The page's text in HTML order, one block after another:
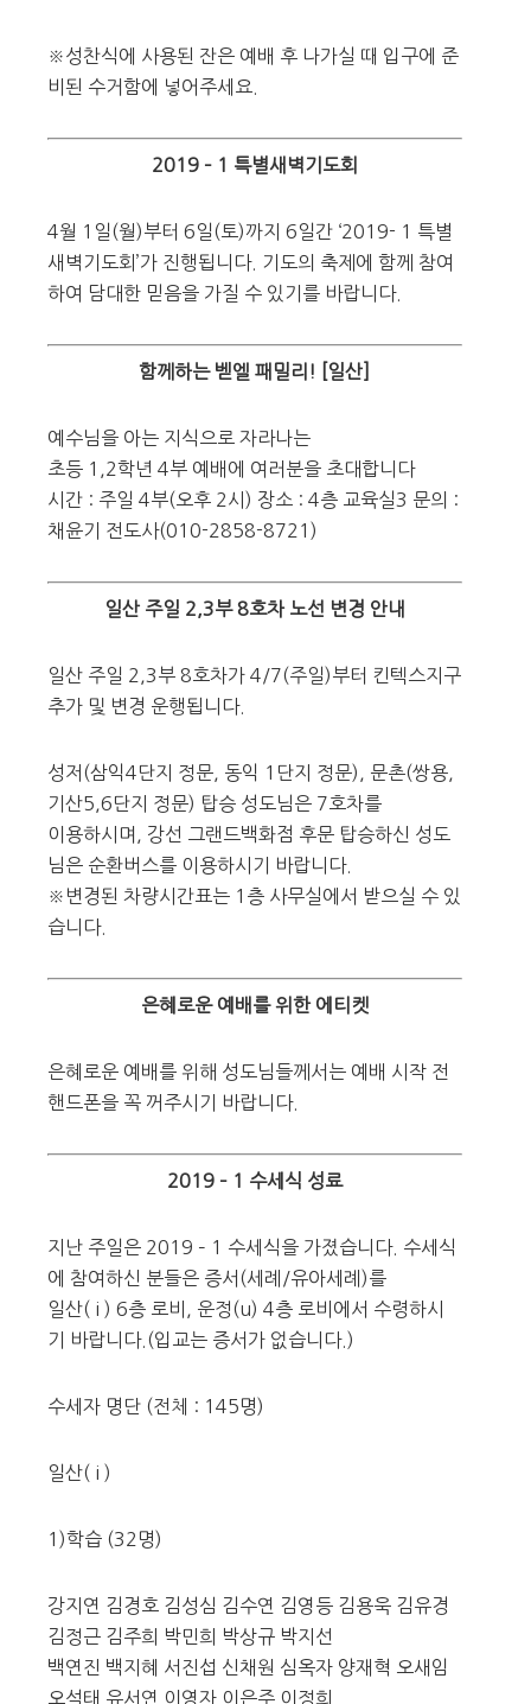
※성찬식에 사용된 잔은 예배 후 나가실 때 입구에 준
비된 수거함에 넣어주세요.
2019 – 1 특별새벽기도회
4월 1일(월)부터 6일(토)까지 6일간 ‘2019- 1 특별
새벽기도회’가 진행됩니다. 기도의 축제에 함께 참여
하여 담대한 믿음을 가질 수 있기를 바랍니다.
함께하는 벧엘 패밀리! [일산]
예수님을 아는 지식으로 자라나는
초등 1,2학년 4부 예배에 여러분을 초대합니다
시간 : 주일 4부(오후 2시) 장소 : 4층 교육실3 문의 :
채윤기 전도사(010-2858-8721)
일산 주일 2,3부 8호차 노선 변경 안내
일산 주일 2,3부 8호차가 4/7(주일)부터 킨텍스지구
추가 및 변경 운행됩니다.
성저(삼익4단지 정문, 동익 1단지 정문), 문촌(쌍용,
기산5,6단지 정문) 탑승 성도님은 7호차를
이용하시며, 강선 그랜드백화점 후문 탑승하신 성도
님은 순환버스를 이용하시기 바랍니다.
※변경된 차량시간표는 1층 사무실에서 받으실 수 있
습니다.
은혜로운 예배를 위한 에티켓
은혜로운 예배를 위해 성도님들께서는 예배 시작 전
핸드폰을 꼭 꺼주시기 바랍니다.
2019 – 1 수세식 성료
지난 주일은 2019 – 1 수세식을 가졌습니다. 수세식
에 참여하신 분들은 증서(세례/유아세례)를
일산( i ) 6층 로비, 운정(u) 4층 로비에서 수령하시
기 바랍니다.(입교는 증서가 없습니다.)
수세자 명단 (전체 : 145명)
일산( i )
1)학습 (32명)
강지연 김경호 김성심 김수연 김영등 김용욱 김유경
김정근 김주희 박민희 박상규 박지선
백연진 백지혜 서진섭 신채원 심옥자 양재혁 오새임
오석태 유서연 이영자 이은주 이정희